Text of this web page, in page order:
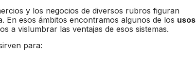
y los negocios de diversos rubros figuran
En esos ámbitos encontramos algunos de los usos
a vislumbrar las ventajas de esos sistemas.
para: